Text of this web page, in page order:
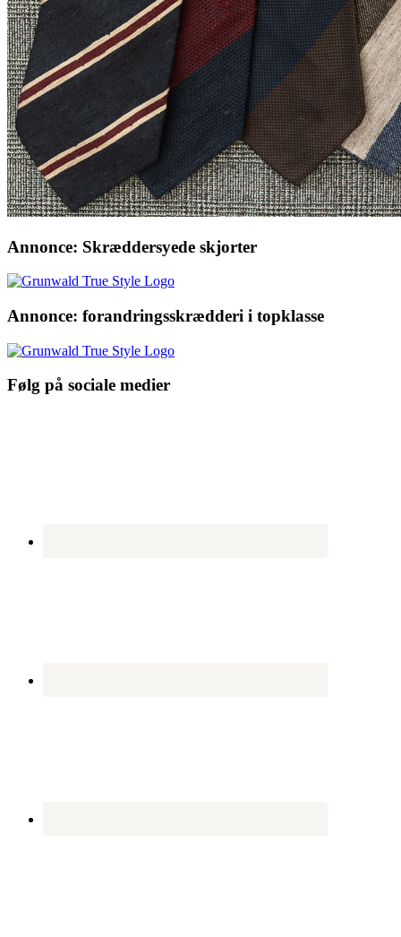
Annonce: Skræddersyede skjorter
Annonce: forandringsskrædderi i topklasse
Følg på sociale medier